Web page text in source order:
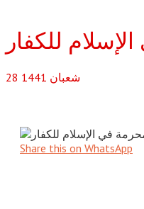
للكفار
28 شعبان 1441
Share this on WhatsApp